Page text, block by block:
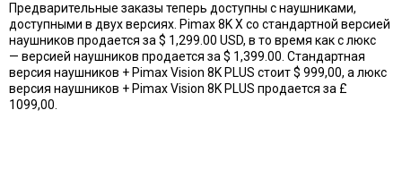
Предварительные заказы теперь доступны с наушниками,
доступными в двух версиях. Pimax 8K X со стандартной версией
наушников продается за $ 1,299.00 USD, в то время как с люкс
— версией наушников продается за $ 1,399.00. Стандартная
версия наушников + Pimax Vision 8K PLUS стоит $ 999,00, а люкс
версия наушников + Pimax Vision 8K PLUS продается за £
1099,00.